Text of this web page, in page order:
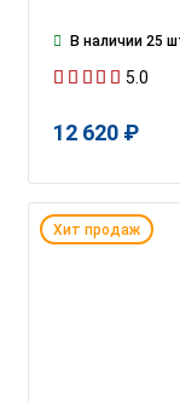
В наличии 25
5.0
12 620 ₽
Хит продаж